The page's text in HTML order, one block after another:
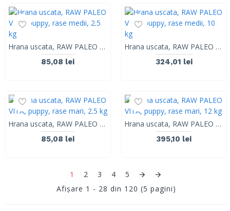
Hrana uscata, RAW PALEO VITA, puppy, rase medii, 2.5 kg
85,08 lei
Hrana uscata, RAW PALEO VITA, puppy, rase medii, 10 kg
324,01 lei
Hrana uscata, RAW PALEO VITA, puppy, rase mari, 2.5 kg
85,08 lei
Hrana uscata, RAW PALEO VITA, puppy, rase mari, 12 kg
395,10 lei
1 2 3 4
5
Afişare 1 - 28 din 120 (5 pagini)